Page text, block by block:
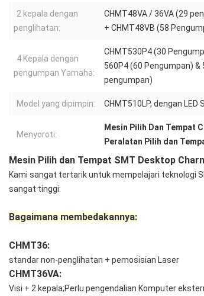
2 kepala dengan
penglihatan:
CHMT48VA / 36VA (29
+ CHMT48VB (58
4 Kepala dengan
pengumpan Yamaha:
CHMT530P4 (30
560P4 (60 Pengumpan) &
pengumpan)
Model yang dipimpin: CHMT510LP, dengan LED
Menyoroti:
Mesin Pilih Dan Tempat
Peralatan Pilih dan
Mesin Pilih dan Tempat SMT Desktop
Kami sangat tertarik untuk mempelajari teknologi
sangat tinggi:
Bagaimana membedakannya:
CHMT36:
standar non-penglihatan + pemosisian Laser
CHMT36VA:
Visi + 2 kepala;Perlu pengendalian Komputer